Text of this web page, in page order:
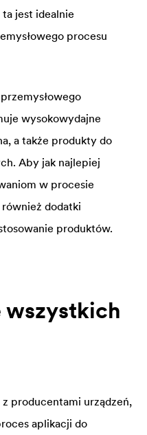
jest idealnie
procesu
wysokowydajne
a także produkty do
Aby jak najlepiej
w procesie
dodatki
produktów.
wszystkich
z producentami urządzeń,
aplikacji do